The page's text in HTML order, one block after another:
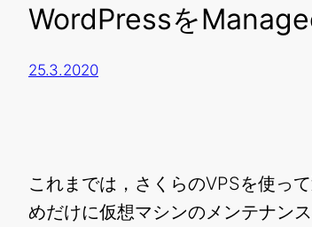
WordPressを
25.3.2020
これまでは，さくらのVPSを使っ
めだけに仮想マシンのメンテナン